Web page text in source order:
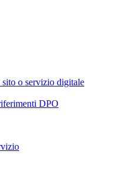
o servizio digitale
DPO